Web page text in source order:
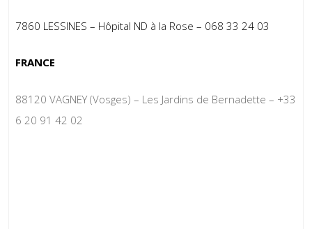
7860 LESSINES – Hôpital ND à la Rose – 068 33 24 03
FRANCE
88120 VAGNEY (Vosges) – Les Jardins de Bernadette – +33
6 20 91 42 02